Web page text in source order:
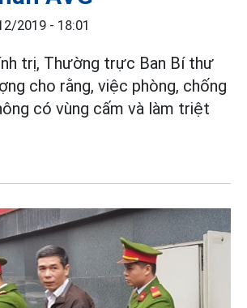
2019 - 18:01
trị, Thường trực Ban Bí thư
cho rằng, việc phòng, chống
có vùng cấm và làm triệt